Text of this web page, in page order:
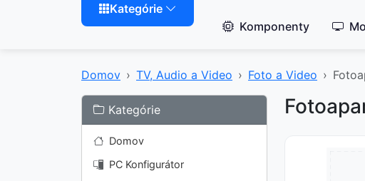
Kategórie
Komponenty
Domov TV, Audio a Video Foto a Video
Kategórie
Domov
PC Konfigurátor